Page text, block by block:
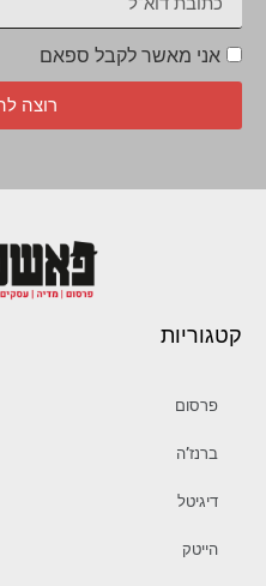
אני מאשר לקבל ספאם
רוצה
קטגוריות
פרסום
ברנז’ה
דיגיטל
הייטק